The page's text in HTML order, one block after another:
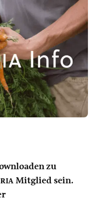
zu
Mitglied sein.